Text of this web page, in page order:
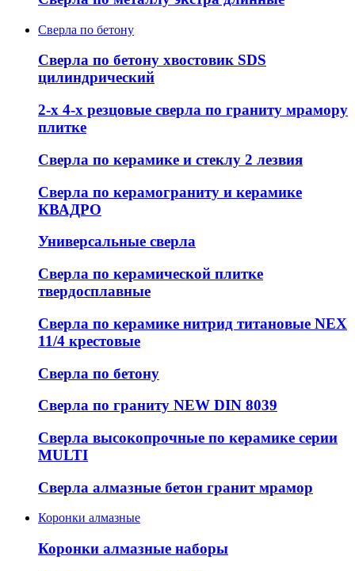
Сверла по бетону
Сверла по бетону хвостовик SDS
цилиндрический
2-х 4-х резцовые сверла по граниту мрамору
плитке
Сверла по керамике и стеклу 2 лезвия
Сверла по керамограниту и керамике
КВАДРО
Универсальные сверла
Сверла по керамической плитке
твердосплавные
Сверла по керамике нитрид титановые NEX
11/4 крестовые
Сверла по бетону
Сверла по граниту NEW DIN 8039
Сверла высокопрочные по керамике серии
MULTI
Сверла алмазные бетон гранит мрамор
Коронки алмазные
Коронки алмазные наборы